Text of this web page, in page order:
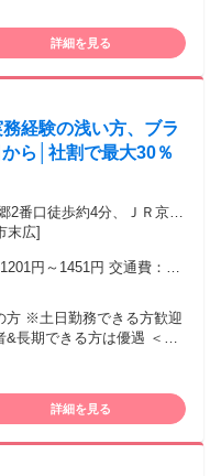
詳細を見る
経験の浅い方、ブラ
ら│社割で最大30％
2番口徒歩約4分、ＪＲ京浜
速鉄道線 南鳩ヶ谷1番口
末広]
円～1451円 交通費：交
方 ※土日勤務できる方歓迎
期できる方は優遇 ＜こ
婦（主夫） ・20代、30
年制（70歳まで）
詳細を見る